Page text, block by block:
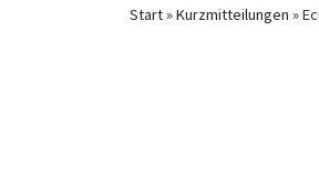
Start»Kurzmitteilungen »